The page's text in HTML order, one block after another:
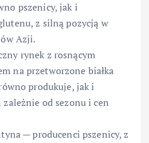
pszenicy, jak i
z silną pozycją w
Azji.
rynek z rosnącym
na przetworzone białka
produkuje, jak i
od sezonu i cen
— producenci pszenicy, z